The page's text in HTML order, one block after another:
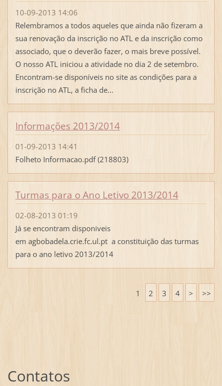
10-09-2013 14:06
Relembramos a todos aqueles que ainda não fizeram a
sua renovação da inscrição no ATL e da inscrição como
associado, que o deverão fazer, o mais breve possível.
O nosso ATL iniciou a atividade no dia 2 de setembro.
Encontram-se disponíveis no site as condições para a
inscrição no ATL, a ficha de...
Informações 2013/2014
01-09-2013 14:41
Folheto Informacao.pdf (218803)
Turmas para o Ano Letivo 2013/2014
02-08-2013 01:19
Já se encontram disponiveis
em agbobadela.crie.fc.ul.pt a constituição das turmas
para o ano letivo 2013/2014
1 2 3 4 > >>
Contatos